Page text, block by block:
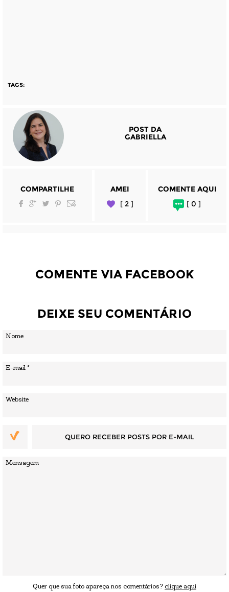
TAGS:
POST DA
GABRIELLA
COMPARTILHE
AMEI
[ 2 ]
COMENTE AQUI
[ 0 ]
COMENTE VIA FACEBOOK
DEIXE SEU COMENTÁRIO
QUERO RECEBER POSTS POR E-MAIL
Quer que sua foto apareça nos comentários? clique aqui